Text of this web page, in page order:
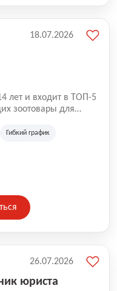
лет и входит в ТОП-5
зоотовары для
магазинами, а также
Маркет и
всей территории
и собственные
Гибкий график
18.07.2026
юриста
26.07.2026